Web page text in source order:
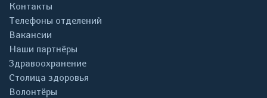
Контакты
Телефоны отделений
Вакансии
Наши партнёры
Здравоохранение
Столица здоровья
Волонтёры